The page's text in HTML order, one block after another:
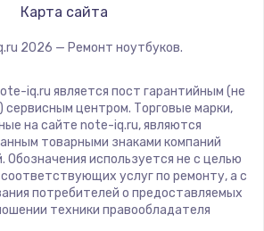
Panasonic
ZTE
Hiper
Evga
Google
Echips
Карта сайта
2026 — Ремонт ноутбуков.
iq.ru является пост гарантийным (не
сервисным центром. Торговые марки,
на сайте note-iq.ru, являются
товарными знаками компаний
Обозначения используется не с целью
услуг по ремонту, а с
потребителей о предоставляемых
техники правообладателя